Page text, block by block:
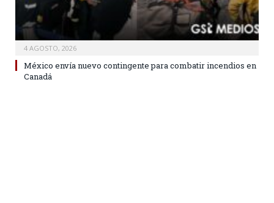
4 AGOSTO, 2026
México envía nuevo contingente para combatir incendios en
Canadá